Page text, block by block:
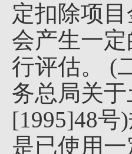
定扣除项
会产生一
行评估。 (
务总局关
[1995]48
是已使用